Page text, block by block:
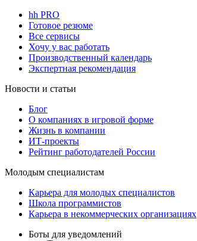
hh PRO
Готовое резюме
Все сервисы
Хочу у вас работать
Производственный календарь
Экспертная рекомендация
Новости и статьи
Блог
О компаниях в игровой форме
Жизнь в компании
ИТ-проекты
Рейтинг работодателей России
Молодым специалистам
Карьера для молодых специалистов
Школа программистов
Карьера в некоммерческих организациях
Боты для уведомлений